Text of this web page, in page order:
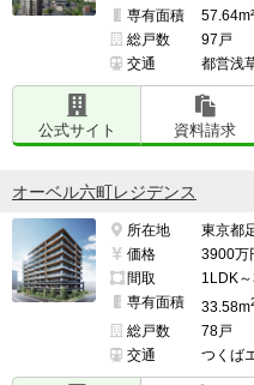
当コーナーでは、入居者
募集しています。
https://e-ma.co/q2FKk
専有面積
総戸数
97戸
交通
都営浅
公式サイト 資料請求
オーベル六町レジデンス
所在地
東京都
価格
3900万
間取
1LDK
専有面積
33.58m
総戸数
78戸
交通
つくば